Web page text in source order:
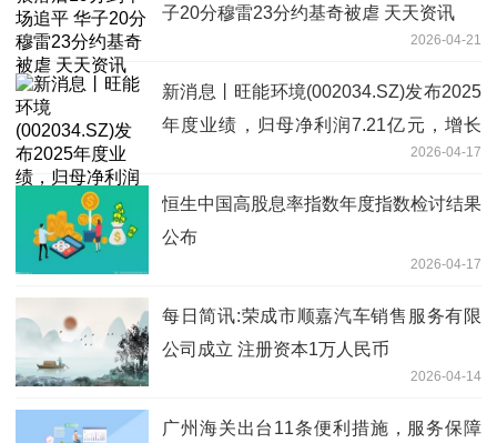
子20分穆雷23分约基奇被虐 天天资讯
2026-04-21
新消息丨旺能环境(002034.SZ)发布2025
年度业绩，归母净利润7.21亿元，增长
2026-04-17
恒生中国高股息率指数年度指数检讨结果
公布
2026-04-17
每日简讯:荣成市顺嘉汽车销售服务有限
公司成立 注册资本1万人民币
2026-04-14
广州海关出台11条便利措施，服务保障